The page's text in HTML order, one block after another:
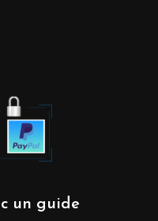
un guide